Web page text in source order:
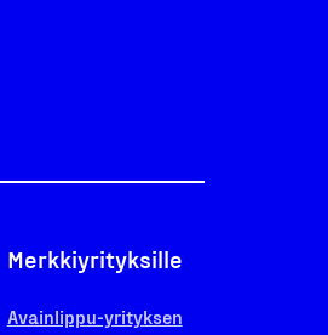
Merkkiyrityksille
Avainlippu-yrityksen